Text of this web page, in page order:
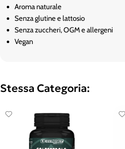
Aroma naturale
Senza glutine e lattosio
Senza zuccheri, OGM e allergeni
Vegan
Stessa Categoria: